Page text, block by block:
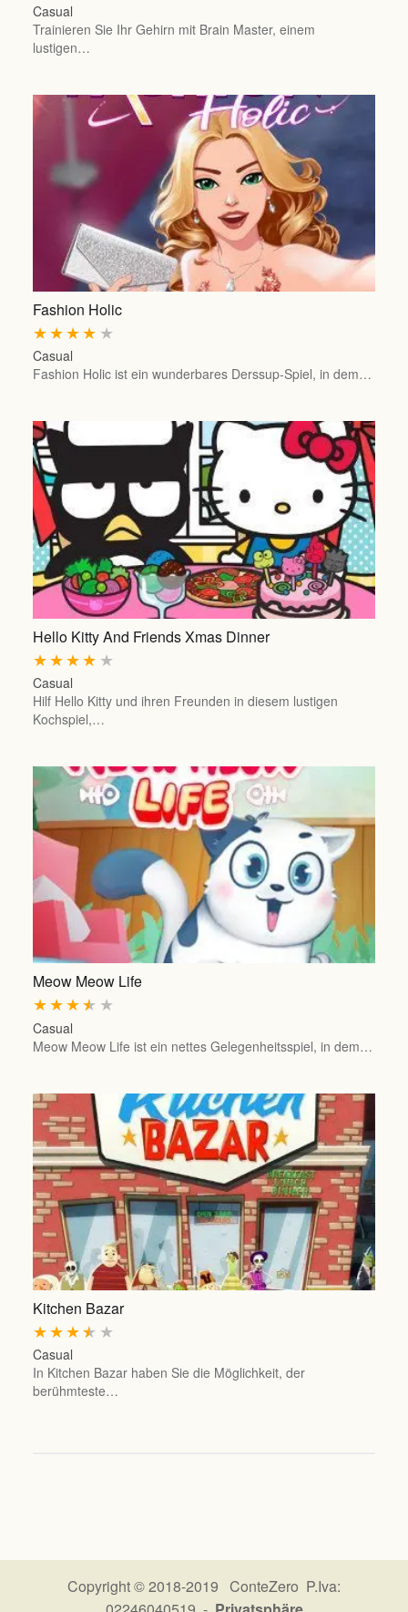
Casual
Trainieren Sie Ihr Gehirn mit Brain Master, einem
lustigen…
Fashion Holic
★
★
★
★
★
Casual
Fashion Holic ist ein wunderbares Derssup-Spiel, in dem…
Hello Kitty And Friends Xmas Dinner
★
★
★
★
★
Casual
Hilf Hello Kitty und ihren Freunden in diesem lustigen
Kochspiel,…
Meow Meow Life
★
★
★
★
★
Casual
Meow Meow Life ist ein nettes Gelegenheitsspiel, in dem…
Kitchen Bazar
★
★
★
★
★
Casual
In Kitchen Bazar haben Sie die Möglichkeit, der
berühmteste…
Copyright © 2018-2019 ConteZero P.Iva: